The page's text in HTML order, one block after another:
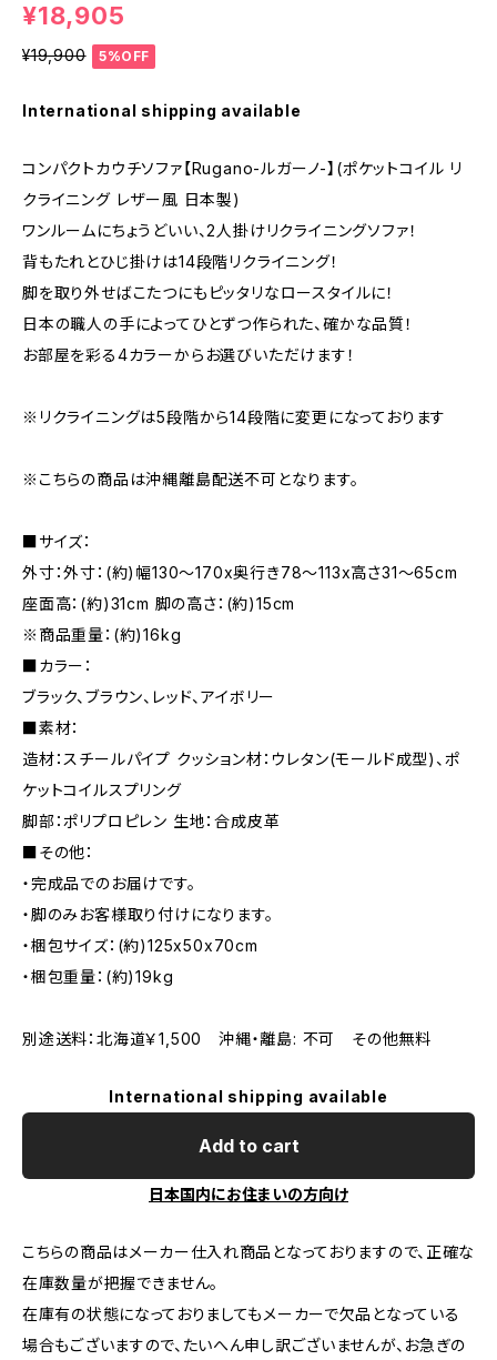
¥18,905
¥19,900 5%OFF
International shipping available
コンパクトカウチソファ【Rugano-ルガーノ-】(ポケットコイル リ
クライニング レザー風 日本製)
ワンルームにちょうどいい、2人掛けリクライニングソファ！
背もたれとひじ掛けは14段階リクライニング！
脚を取り外せばこたつにもピッタリなロースタイルに！
日本の職人の手によってひとずつ作られた、確かな品質！
お部屋を彩る4カラーからお選びいただけます！
※リクライニングは5段階から14段階に変更になっております
※こちらの商品は沖縄離島配送不可となります。
■サイズ：
外寸：外寸：(約)幅130〜170x奥行き78〜113x高さ31〜65cm
座面高：(約)31cm 脚の高さ：(約)15cm
※商品重量：(約)16kg
■カラー：
ブラック、ブラウン、レッド、アイボリー
■素材：
造材：スチールパイプ クッション材：ウレタン(モールド成型)、ポ
ケットコイルスプリング
脚部：ポリプロピレン 生地：合成皮革
■その他：
・完成品でのお届けです。
・脚のみお客様取り付けになります。
・梱包サイズ：(約)125x50x70cm
・梱包重量：(約)19kg
別途送料：北海道￥1,500 沖縄・離島: 不可 その他無料
International shipping available
Add to cart
日本国内にお住まいの方向け
こちらの商品はメーカー仕入れ商品となっておりますので、正確な
在庫数量が把握できません。
在庫有の状態になっておりましてもメーカーで欠品となっている
場合もございますので、たいへん申し訳ございませんが、お急ぎの